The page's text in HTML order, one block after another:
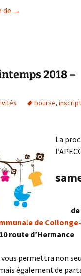
de L’Heure du livre à
→
2018 –
bourse,
La
de
de
route d’Hermance
permettra non
également de